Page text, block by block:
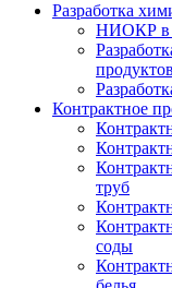
Разработка
НИОКР в
продуктов
Контрактное
труб
соды